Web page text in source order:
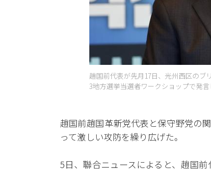
趙国前代表が先月17日、光州西区のブ
3地方選挙当選者ワークショップで発
趙国前趙国革新党代表と保守野党の
って激しい攻防を繰り広げた。
5日、聯合ニュースによると、趙国